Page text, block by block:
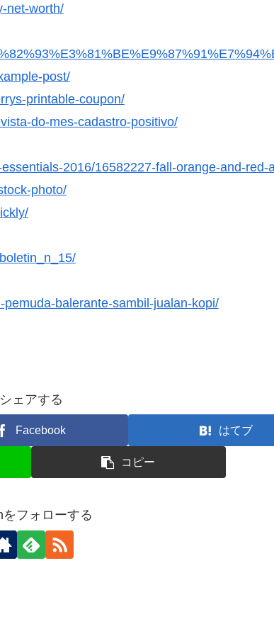
net-worth/
post/
printable-coupon/
do-mes-cadastro-positivo/
2016/16582227-fall-orange-and-red-
photo/
balerante-sambil-jualan-kopi/
シェアする
Facebook はてブ
コピー
をフォローする